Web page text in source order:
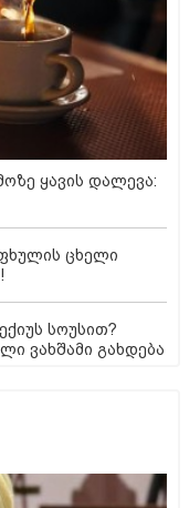
ყავის დალევა:
ცხელი
სოუსით?
ვახშამი გახდება